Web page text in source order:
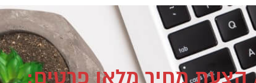
הצעת מחיר מלאו פרטים: